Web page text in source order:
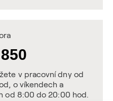
v pracovní dny od
o víkendech a
od 8:00 do 20:00 hod.